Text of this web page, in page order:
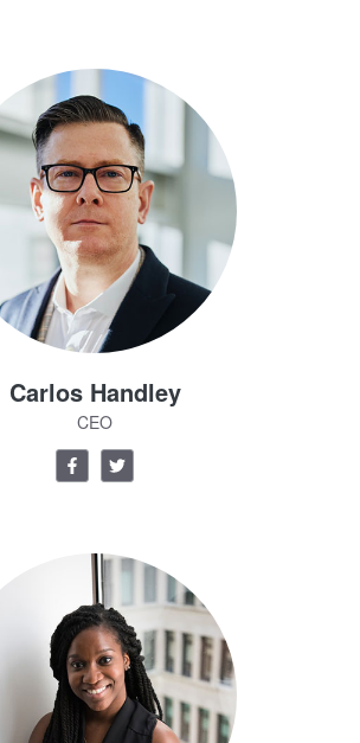
Carlos Handley
CEO